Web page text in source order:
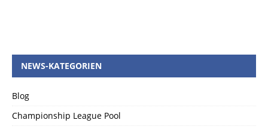
NEWS-KATEGORIEN
Blog
Championship League Pool